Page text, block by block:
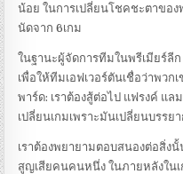
น้อย ในการเปลี่ยนโชคชะตาขอ
นัดจาก 6เกม
ในฐานะผู้จัดการทีมในพรีเมียร์ลี
เพื่อให้ทีมเอฟเวอร์ตันเชื่อว่าพวก
พาร์ด: เราต้องสู้ต่อไป แฟรงค์ แล
เปลี่ยนเกมเพราะมันเปลี่ยนบรรย
เราต้องพยายามตอบสนองต่อสิ่งนั้
สูญเสียคนคนหนึ่ง ในภายหลังใน